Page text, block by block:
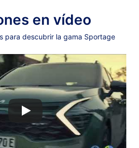
en vídeo
para descubrir la gama Sportage